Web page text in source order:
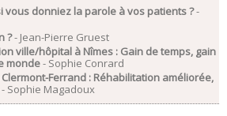
vous donniez la parole à vos patients ?-
?- Jean-Pierre Gruest
ville/hôpital à Nîmes : Gain de temps, gain
monde- Sophie Conrard
Ferrand : Réhabilitation améliorée,
- Sophie Magadoux